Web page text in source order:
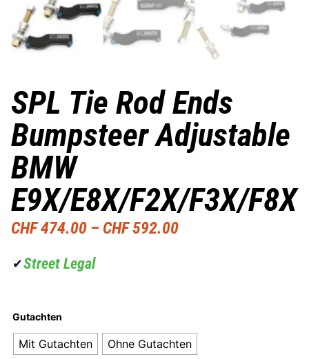
SPL Tie Rod Ends
Bumpsteer Adjustable
BMW
E9X/E8X/F2X/F3X/F8X
CHF474.00 – CHF592.00
✔Street Legal
Gutachten
Mit Gutachten Ohne Gutachten